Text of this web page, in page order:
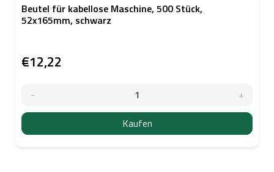
Beutel für kabellose Maschine, 500 Stück,
52x165mm, schwarz
€12,22
Kaufen